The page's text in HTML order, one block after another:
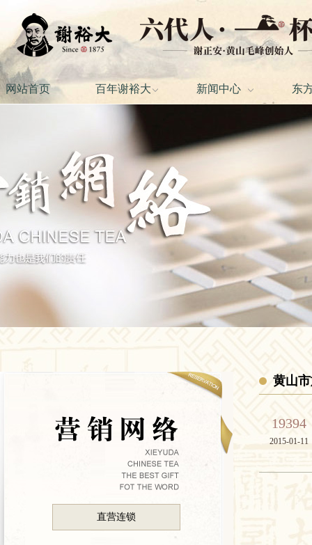
网站首页 百年谢裕大 新闻中心 东
直营连锁
黄山
19394
2015-01-11